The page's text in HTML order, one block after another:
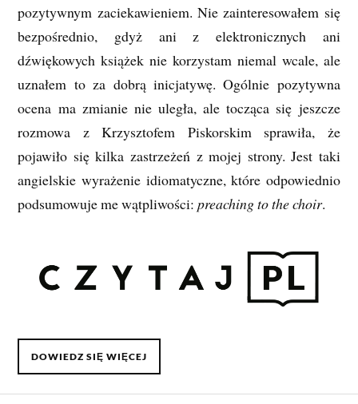
pozytywnym zaciekawieniem. Nie zainteresowałem się
bezpośrednio, gdyż ani z elektronicznych ani
dźwiękowych książek nie korzystam niemal wcale, ale
uznałem to za dobrą inicjatywę. Ogólnie pozytywna
ocena ma zmianie nie uległa, ale tocząca się jeszcze
rozmowa z Krzysztofem Piskorskim sprawiła, że
pojawiło się kilka zastrzeżeń z mojej strony. Jest taki
angielskie wyrażenie idiomatyczne, które odpowiednio
podsumowuje me wątpliwości:preaching to the choir.
DOWIEDZ SIĘ WIĘCEJ